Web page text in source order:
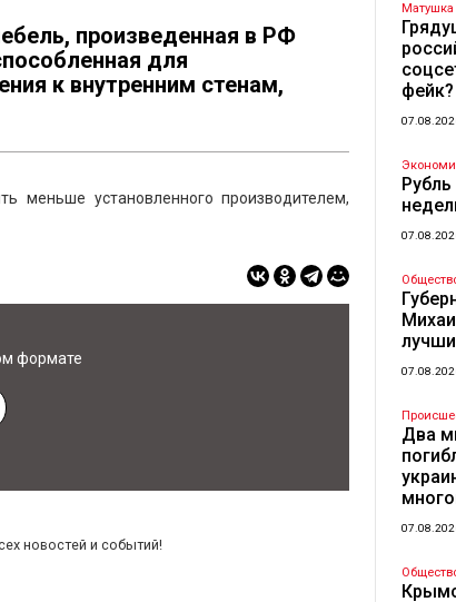
произведенная в РФ
для
к внутренним стенам,
установленного производителем,
формате
новостей и событий!
Матушка
фейк?
Два